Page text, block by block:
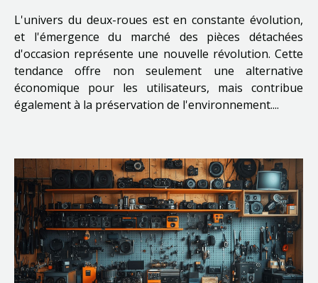
L'univers du deux-roues est en constante évolution,
et l'émergence du marché des pièces détachées
d'occasion représente une nouvelle révolution. Cette
tendance offre non seulement une alternative
économique pour les utilisateurs, mais contribue
également à la préservation de l'environnement....